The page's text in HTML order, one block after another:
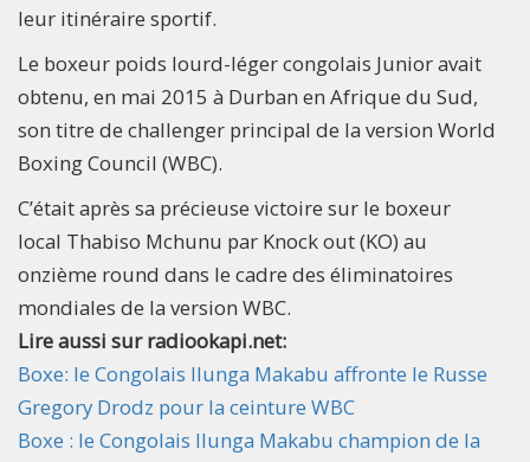
leur itinéraire sportif.
Le boxeur poids lourd-léger congolais Junior avait
obtenu, en mai 2015 à Durban en Afrique du Sud,
son titre de challenger principal de la version World
Boxing Council (WBC).
C’était après sa précieuse victoire sur le boxeur
local Thabiso Mchunu par Knock out (KO) au
onzième round dans le cadre des éliminatoires
mondiales de la version WBC.​
Lire aussi sur radiookapi.net:
Boxe: le Congolais Ilunga Makabu affronte le Russe
Gregory Drodz pour la ceinture WBC
Boxe : le Congolais Ilunga Makabu champion de la